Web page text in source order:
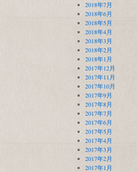
2018年7月
2018年6月
2018年5月
2018年4月
2018年3月
2018年2月
2018年1月
2017年12月
2017年11月
2017年10月
2017年9月
2017年8月
2017年7月
2017年6月
2017年5月
2017年4月
2017年3月
2017年2月
2017年1月